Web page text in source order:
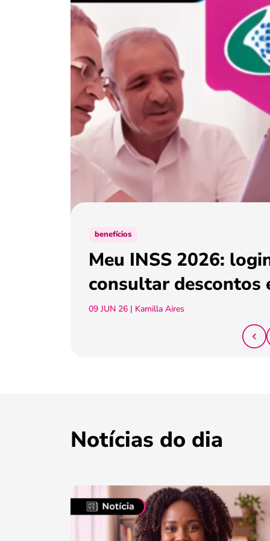
benefícios
Meu INSS 2026:
consultar descontos
09 JUN 26 | Kamilla Aires
Notícias do dia